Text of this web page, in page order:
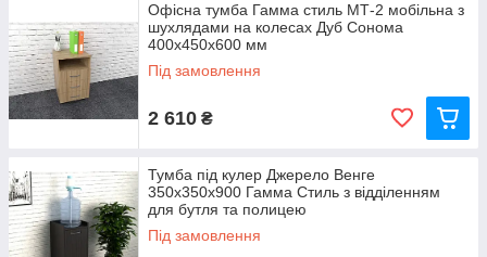
Офісна тумба Гамма стиль МТ-2 мобільна з
шухлядами на колесах Дуб Сонома
400х450х600 мм
Під замовлення
2 610 ₴
Тумба під кулер Джерело Венге
350x350x900 Гамма Стиль з відділенням
для бутля та полицею
Під замовлення